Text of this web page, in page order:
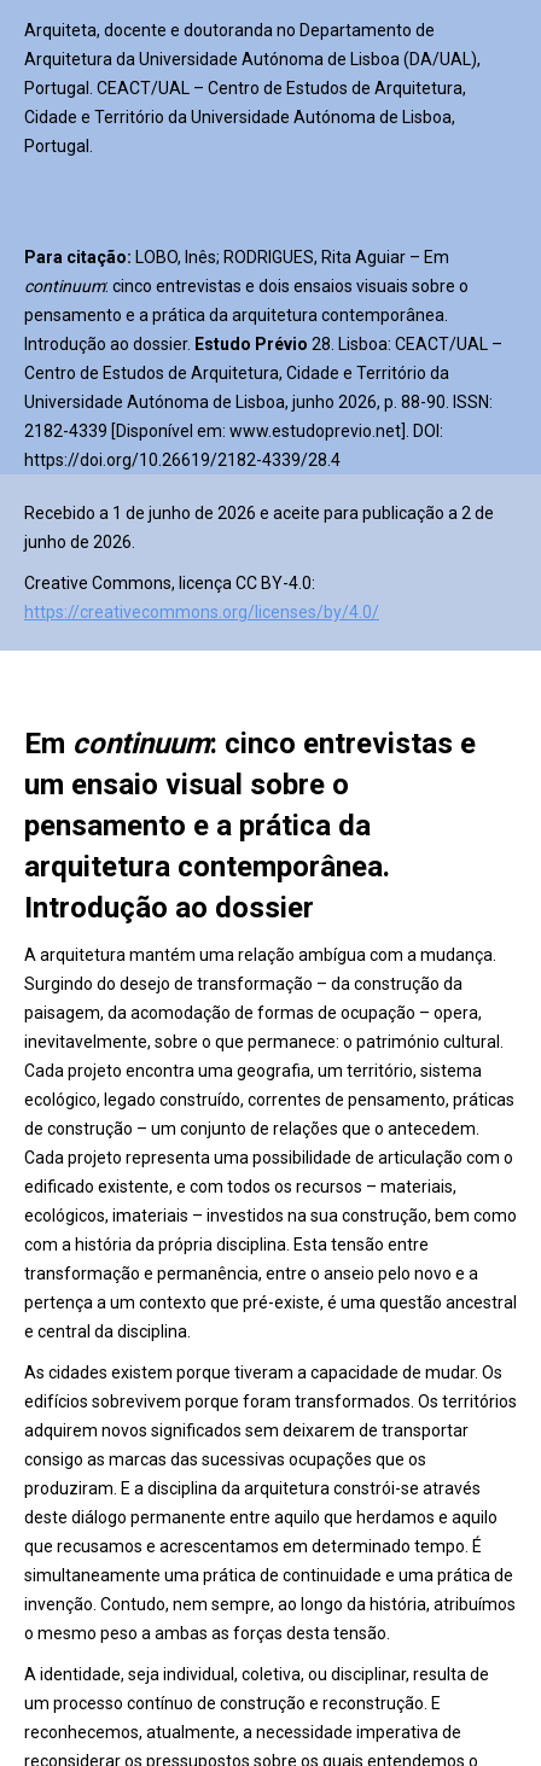
Arquiteta, docente e doutoranda no Departamento de
Arquitetura da Universidade Autónoma de Lisboa (DA/UAL),
Portugal. CEACT/UAL – Centro de Estudos de Arquitetura,
Cidade e Território da Universidade Autónoma de Lisboa,
Portugal.
Para citação: LOBO, Inês; RODRIGUES, Rita Aguiar – Em
continuum: cinco entrevistas e dois ensaios visuais sobre o
pensamento e a prática da arquitetura contemporânea.
Introdução ao dossier. Estudo Prévio 28. Lisboa: CEACT/UAL –
Centro de Estudos de Arquitetura, Cidade e Território da
Universidade Autónoma de Lisboa, junho 2026, p. 88-90. ISSN:
2182-4339 [Disponível em: www.estudoprevio.net]. DOI:
https://doi.org/10.26619/2182-4339/28.4
Recebido a 1 de junho de 2026 e aceite para publicação a 2 de
junho de 2026.
Creative Commons, licença CC BY-4.0:
https://creativecommons.org/licenses/by/4.0/
Em continuum: cinco entrevistas e
um ensaio visual sobre o
pensamento e a prática da
arquitetura contemporânea.
Introdução ao dossier
A arquitetura mantém uma relação ambígua com a mudança.
Surgindo do desejo de transformação – da construção da
paisagem, da acomodação de formas de ocupação – opera,
inevitavelmente, sobre o que permanece: o património cultural.
Cada projeto encontra uma geografia, um território, sistema
ecológico, legado construído, correntes de pensamento, práticas
de construção – um conjunto de relações que o antecedem.
Cada projeto representa uma possibilidade de articulação com o
edificado existente, e com todos os recursos – materiais,
ecológicos, imateriais – investidos na sua construção, bem como
com a história da própria disciplina. Esta tensão entre
transformação e permanência, entre o anseio pelo novo e a
pertença a um contexto que pré-existe, é uma questão ancestral
e central da disciplina.
As cidades existem porque tiveram a capacidade de mudar. Os
edifícios sobrevivem porque foram transformados. Os territórios
adquirem novos significados sem deixarem de transportar
consigo as marcas das sucessivas ocupações que os
produziram. E a disciplina da arquitetura constrói-se através
deste diálogo permanente entre aquilo que herdamos e aquilo
que recusamos e acrescentamos em determinado tempo. É
simultaneamente uma prática de continuidade e uma prática de
invenção. Contudo, nem sempre, ao longo da história, atribuímos
o mesmo peso a ambas as forças desta tensão.
A identidade, seja individual, coletiva, ou disciplinar, resulta de
um processo contínuo de construção e reconstrução. E
reconhecemos, atualmente, a necessidade imperativa de
reconsiderar os pressupostos sobre os quais entendemos o